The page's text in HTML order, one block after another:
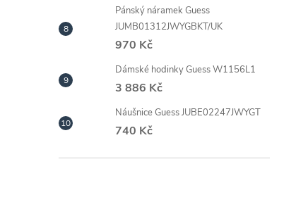
Pánský náramek Guess
JUMB01312JWYGBKT/UK
970 Kč
Dámské hodinky Guess W1156L1
3 886 Kč
Náušnice Guess JUBE02247JWYGT
740 Kč